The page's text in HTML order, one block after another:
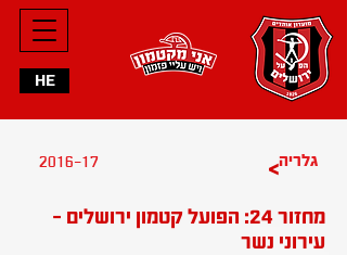
HE
2016-17 >גלריה
מחזור 24: הפועל קטמון ירושלים -
עירוני נשר